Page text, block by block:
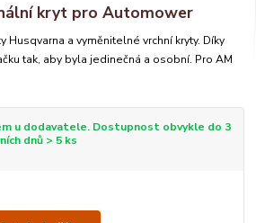
kryt pro Automower
Husqvarna a vyměnitelné vrchní kryty. Díky
tak, aby byla jedinečná a osobní. Pro AM
u dodavatele. Dostupnost obvykle do 3
dnů > 5 ks